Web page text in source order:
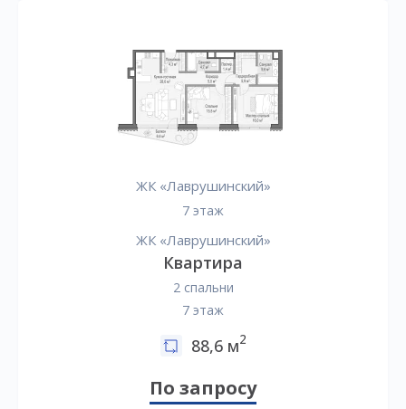
ЖК «Лаврушинский»
7 этаж
ЖК «Лаврушинский»
Квартира
2 спальни
7 этаж
88,6 м2
По запросу